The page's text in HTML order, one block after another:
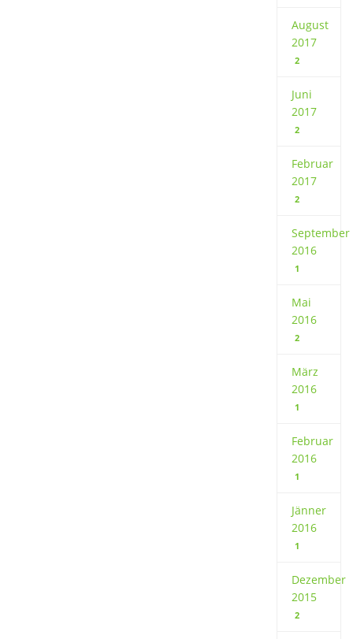
August
2017
2
Juni
2017
2
Februar
2017
2
September
2016
1
Mai
2016
2
März
2016
1
Februar
2016
1
Jänner
2016
1
Dezember
2015
2